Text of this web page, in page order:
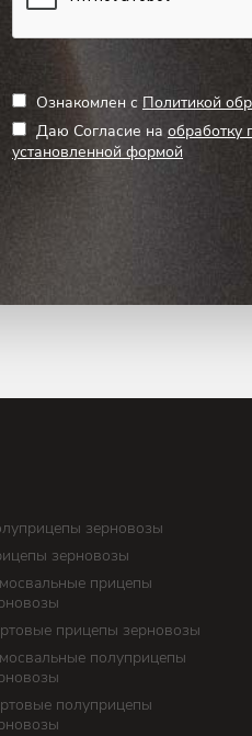
Ознакомлен с Политикой
Даю Согласие на обработку
установленной формой
зерновозы
зерновозы
прицепы
прицепы зерновозы
полуприцепы
полуприцепы